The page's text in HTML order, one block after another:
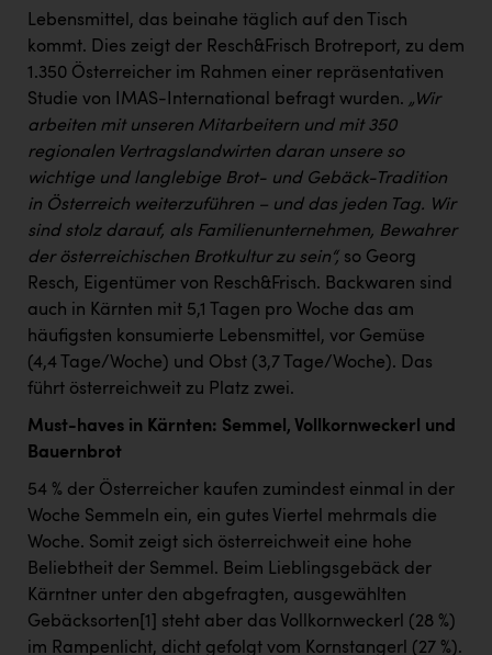
Schwingshandl - automation technology gmbh
Seher + Partner
Smurfit Westrock Nettingsdorf
TCL
TGW Logistics
TRAILOMAT & Cycling Austria
VERITAS
Vier Diamanten
Vorlagenportal
Wirtschaftskammer OÖ
ZGONC
ZULuft - Zukunft Luft Austria
z.l.ö.
Österreichisches Hebammengremium
Lebensmittel, das beinahe täglich auf den Tisch
kommt. Dies zeigt der Resch&Frisch Brotreport, zu dem
1.350 Österreicher im Rahmen einer repräsentativen
Studie von IMAS-International befragt wurden. „Wir
arbeiten mit unseren Mitarbeitern und mit 350
regionalen Vertragslandwirten daran unsere so
wichtige und langlebige Brot- und Gebäck-Tradition
in Österreich weiterzuführen – und das jeden Tag. Wir
sind stolz darauf, als Familienunternehmen, Bewahrer
der österreichischen Brotkultur zu sein“, so Georg
Resch, Eigentümer von Resch&Frisch. Backwaren sind
auch in Kärnten mit 5,1 Tagen pro Woche das am
häufigsten konsumierte Lebensmittel, vor Gemüse
(4,4 Tage/Woche) und Obst (3,7 Tage/Woche). Das
führt österreichweit zu Platz zwei.
Must-haves in Kärnten: Semmel, Vollkornweckerl und
Bauernbrot
54 % der Österreicher kaufen zumindest einmal in der
Woche Semmeln ein, ein gutes Viertel mehrmals die
Woche. Somit zeigt sich österreichweit eine hohe
Beliebtheit der Semmel. Beim Lieblingsgebäck der
Kärntner unter den abgefragten, ausgewählten
Gebäcksorten [1]
steht aber das Vollkornweckerl (28 %)
im Rampenlicht, dicht gefolgt vom Kornstangerl (27 %).